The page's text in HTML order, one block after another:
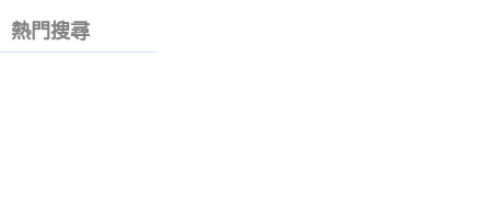
熱門搜尋